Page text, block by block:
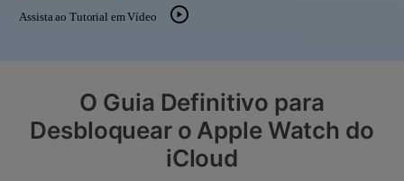
Encontre Mais Soluções
Assista ao Tutorial em Vídeo
O Guia Definitivo para
Desbloquear o Apple Watch do
iCloud